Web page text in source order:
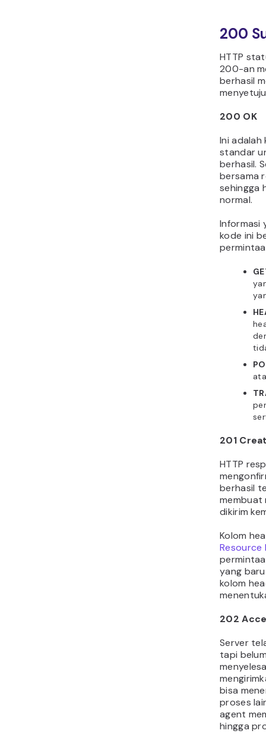
200
HTTP
200-an
berhasil
200 OK
Ini
standar
berhasil.
bersama
sehingga
normal.
Informasi
kode ini
201
HTTP
berhasil
membuat
dikirim
Kolom
Resource
yang
kolom
202
Server
tapi
bisa
proses
agent
hingga